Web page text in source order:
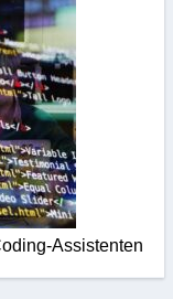
Assistenten